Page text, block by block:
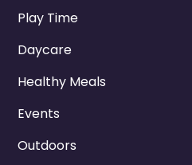
Play Time
Daycare
Healthy Meals
Events
Outdoors